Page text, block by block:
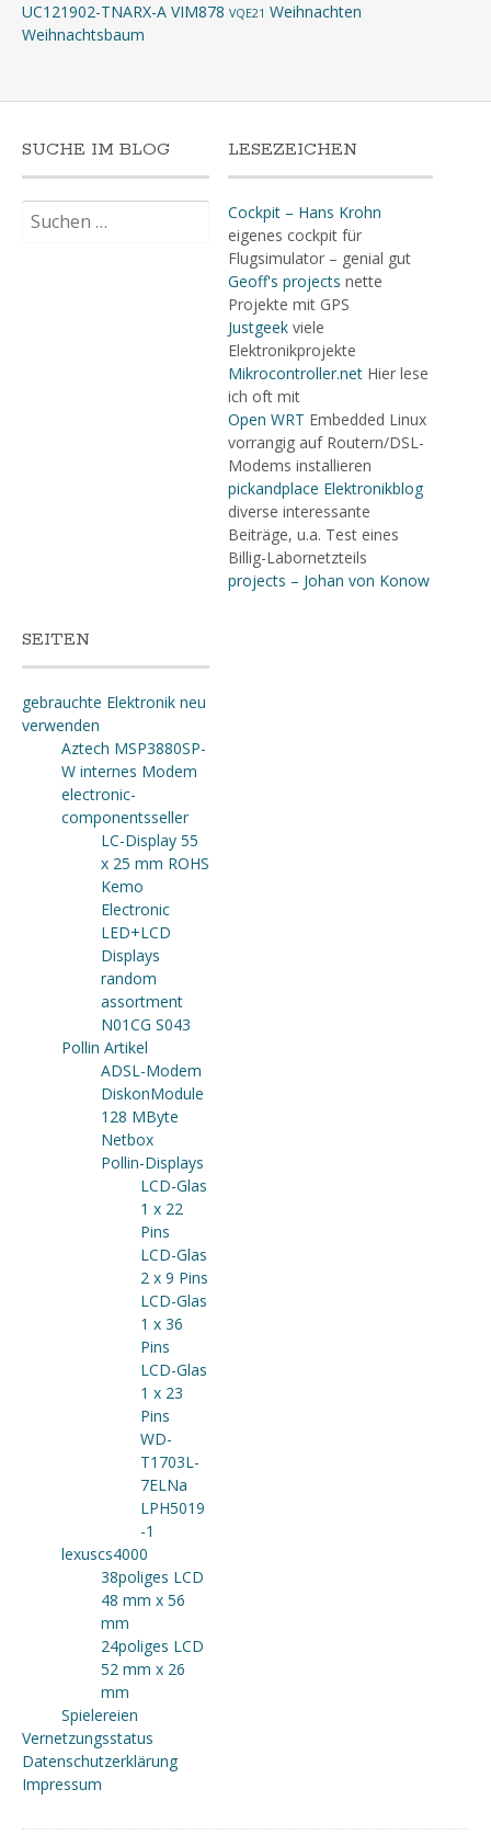
UC121902-TNARX-A VIM878 VQE21 Weihnachten
Weihnachtsbaum
SUCHE IM BLOG
nach:
LESEZEICHEN
Cockpit – Hans Krohn
eigenes cockpit für
Flugsimulator – genial gut
Geoff's projects nette
Projekte mit GPS
Justgeekviele
Elektronikprojekte
Mikrocontroller.netHier lese
ich oft mit
Open WRT Embedded Linux
vorrangig auf Routern/DSL-
Modems installieren
pickandplace Elektronikblog
diverse interessante
Beiträge, u.a. Test eines
Billig-Labornetzteils
projects – Johan von Konow
SEITEN
gebrauchte Elektronik neu
verwenden
Aztech MSP3880SP-
W internes Modem
electronic-
componentsseller
LC-Display 55
x 25 mm ROHS
Kemo
Electronic
LED+LCD
Displays
random
assortment
N01CG S043
Pollin Artikel
ADSL-Modem
DiskonModule
128 MByte
Netbox
Pollin-Displays
LCD-Glas
1 x 22
Pins
LCD-Glas
2 x 9 Pins
LCD-Glas
1 x 36
Pins
LCD-Glas
1 x 23
Pins
WD-
T1703L-
7ELNa
LPH5019
-1
lexuscs4000
38poliges LCD
48 mm x 56
mm
24poliges LCD
52 mm x 26
mm
Spielereien
Vernetzungsstatus
Datenschutzerklärung
Impressum